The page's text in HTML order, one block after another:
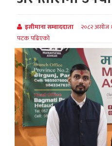
इसीमाना सम्वाददाता २०८२ असोज
पटक पढिएको